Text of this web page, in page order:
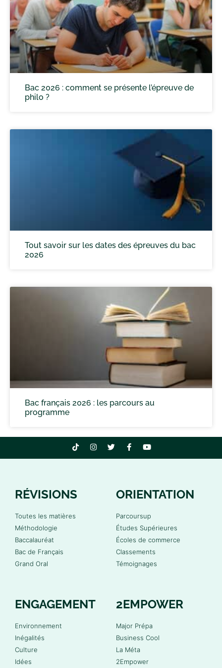
Bac 2026 : comment se présente l’épreuve de
philo ?
Tout savoir sur les dates des épreuves du bac
2026
Bac français 2026 : les parcours au
programme
RÉVISIONS
Toutes les matières
Méthodologie
Baccalauréat
Bac de Français
Grand Oral
ORIENTATION
Parcoursup
Études Supérieures
Écoles de commerce
Classements
Témoignages
ENGAGEMENT
Environnement
Inégalités
Culture
Idées
2EMPOWER
Major Prépa
Business Cool
La Méta
2Empower